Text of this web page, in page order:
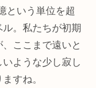
という単位を超
。私たちが初期
ここまで遠いと
ような少し寂し
すね。